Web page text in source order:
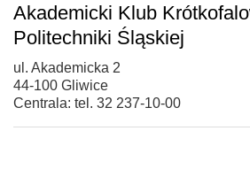
Akademicki Klub
Politechniki Śląskiej
ul. Akademicka 2
44-100 Gliwice
Centrala: tel. 32 237-10-00